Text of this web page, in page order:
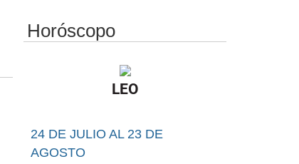
Horóscopo
LEO
24 DE JULIO AL 23 DE
AGOSTO